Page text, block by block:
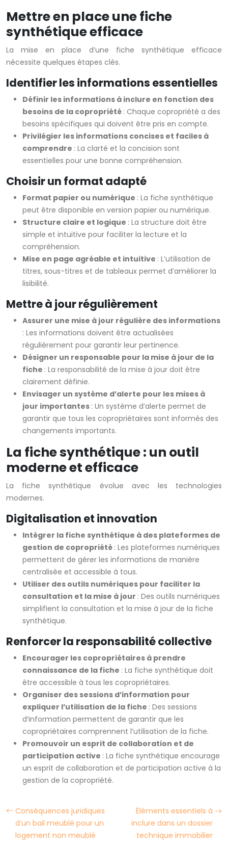
Mettre en place une fiche
synthétique efficace
La mise en place d’une fiche synthétique efficace
nécessite quelques étapes clés.
Identifier les informations essentielles
Définir les informations à inclure en fonction des
besoins de la copropriété : Chaque copropriété a des
besoins spécifiques qui doivent être pris en compte.
Privilégier les informations concises et faciles à
comprendre : La clarté et la concision sont
essentielles pour une bonne compréhension.
Choisir un format adapté
Format papier ou numérique : La fiche synthétique
peut être disponible en version papier ou numérique.
Structure claire et logique : La structure doit être
simple et intuitive pour faciliter la lecture et la
compréhension.
Mise en page agréable et intuitive : L’utilisation de
titres, sous-titres et de tableaux permet d’améliorer la
lisibilité.
Mettre à jour régulièrement
Assurer une mise à jour régulière des informations
: Les informations doivent être actualisées
régulièrement pour garantir leur pertinence.
Désigner un responsable pour la mise à jour de la
fiche : La responsabilité de la mise à jour doit être
clairement définie.
Envisager un système d’alerte pour les mises à
jour importantes : Un système d’alerte permet de
garantir que tous les copropriétaires sont informés des
changements importants.
La fiche synthétique : un outil
moderne et efficace
La fiche synthétique évolue avec les technologies
modernes.
Digitalisation et innovation
Intégrer la fiche synthétique à des plateformes de
gestion de copropriété : Les plateformes numériques
permettent de gérer les informations de manière
centralisée et accessible à tous.
Utiliser des outils numériques pour faciliter la
consultation et la mise à jour : Des outils numériques
simplifient la consultation et la mise à jour de la fiche
synthétique.
Renforcer la responsabilité collective
Encourager les copropriétaires à prendre
connaissance de la fiche : La fiche synthétique doit
être accessible à tous les copropriétaires.
Organiser des sessions d’information pour
expliquer l’utilisation de la fiche : Des sessions
d’information permettent de garantir que les
copropriétaires comprennent l’utilisation de la fiche.
Promouvoir un esprit de collaboration et de
participation active : La fiche synthétique encourage
un esprit de collaboration et de participation active à la
gestion de la copropriété.
Conséquences juridiques
d’un bail meublé pour un
logement non meublé
Éléments essentiels à
inclure dans un dossier
technique immobilier